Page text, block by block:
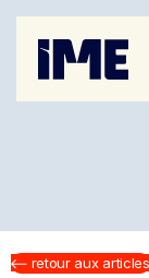
retour aux articles